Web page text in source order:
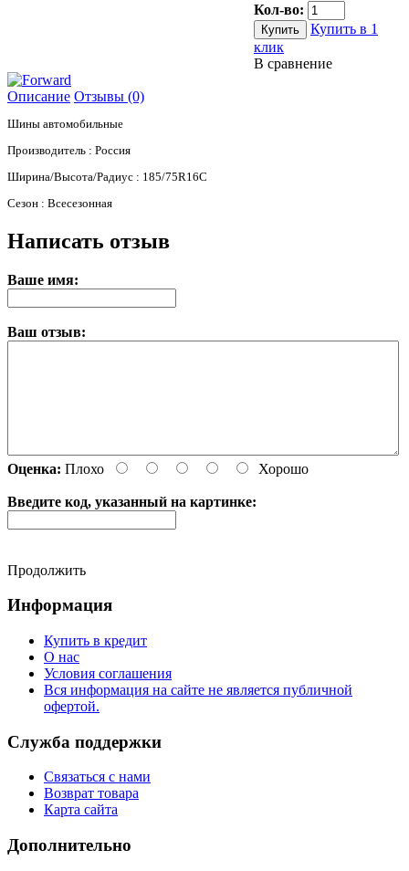
Кол-во:
Купить в 1
клик
В сравнение
Описание Отзывы (0)
Шины автомобильные
Производитель : Россия
Ширина/Высота/Радиус : 185/75R16C
Сезон : Всесезонная
Написать отзыв
Ваше имя:
Ваш отзыв:
Оценка: Плохо Хорошо
Введите код, указанный на картинке:
Продолжить
Информация
Купить в кредит
О нас
Условия соглашения
Вся информация на сайте не является публичной
офертой.
Служба поддержки
Связаться с нами
Возврат товара
Карта сайта
Дополнительно